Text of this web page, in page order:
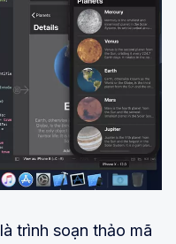
trình soạn thảo mã